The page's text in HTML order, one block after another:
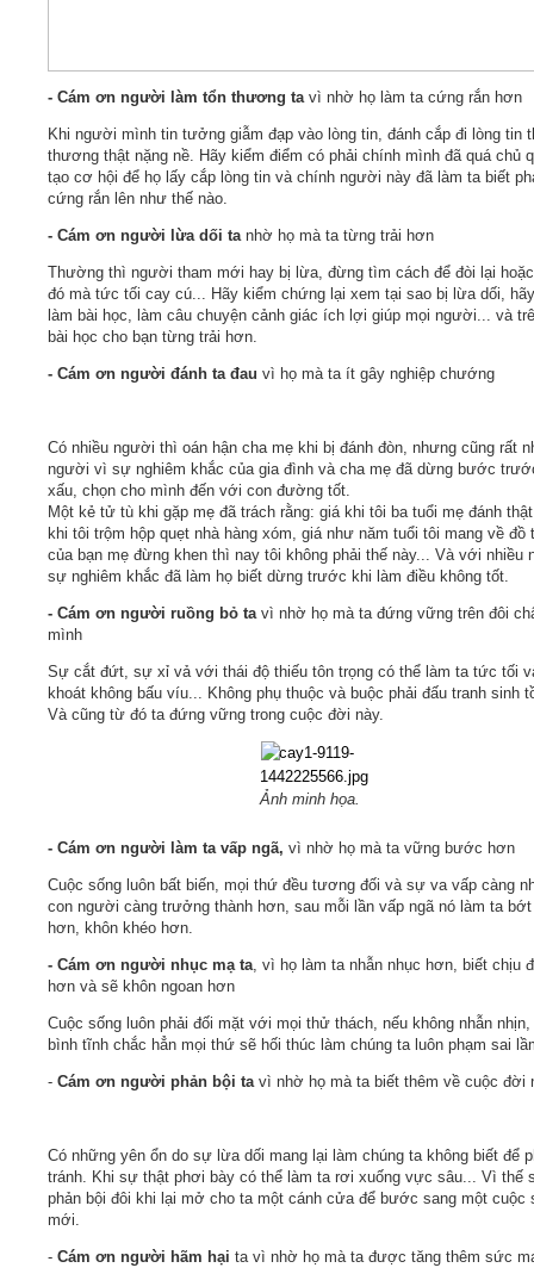
- Cám ơn người làm tổn thương ta vì nhờ họ làm ta cứng rắn hơn
Khi người mình tin tưởng giẫm đạp vào lòng tin, đánh cắp đi lòng tin
thương thật nặng nề. Hãy kiểm điểm có phải chính mình đã quá chủ
tạo cơ hội để họ lấy cắp lòng tin và chính người này đã làm ta biết
cứng rắn lên như thế nào.
- Cám ơn người lừa dối ta nhờ họ mà ta từng trải hơn
Thường thì người tham mới hay bị lừa, đừng tìm cách để đòi lại
đó mà tức tối cay cú... Hãy kiểm chứng lại xem tại sao bị lừa dối,
làm bài học, làm câu chuyện cảnh giác ích lợi giúp mọi người... và
bài học cho bạn từng trải hơn.
- Cám ơn người đánh ta đau vì họ mà ta ít gây nghiệp chướng
Có nhiều người thì oán hận cha mẹ khi bị đánh đòn, nhưng cũng rất
người vì sự nghiêm khắc của gia đình và cha mẹ đã dừng bước
xấu, chọn cho mình đến với con đường tốt.
Một kẻ tử tù khi gặp mẹ đã trách rằng: giá khi tôi ba tuổi mẹ đánh
khi tôi trộm hộp quẹt nhà hàng xóm, giá như năm tuổi tôi mang về đồ
của bạn mẹ đừng khen thì nay tôi không phải thế này... Và với nhiều
sự nghiêm khắc đã làm họ biết dừng trước khi làm điều không tốt.
- Cám ơn người ruồng bỏ ta vì nhờ họ mà ta đứng vững trên đôi
mình
Sự cắt đứt, sự xỉ vả với thái độ thiếu tôn trọng có thể làm ta tức tối
khoát không bấu víu... Không phụ thuộc và buộc phải đấu tranh sinh
Và cũng từ đó ta đứng vững trong cuộc đời này.
Ảnh minh họa.
- Cám ơn người làm ta vấp ngã, vì nhờ họ mà ta vững bước hơn
Cuộc sống luôn bất biến, mọi thứ đều tương đối và sự va vấp càng
con người càng trưởng thành hơn, sau mỗi lần vấp ngã nó làm ta bớt
hơn, khôn khéo hơn.
- Cám ơn người nhục mạ ta, vì họ làm ta nhẫn nhục hơn, biết chịu
hơn và sẽ khôn ngoan hơn
Cuộc sống luôn phải đối mặt với mọi thử thách, nếu không nhẫn nhịn,
bình tĩnh chắc hẳn mọi thứ sẽ hối thúc làm chúng ta luôn phạm sai
- Cám ơn người phản bội tavì nhờ họ mà ta biết thêm về cuộc đời
Có những yên ổn do sự lừa dối mang lại làm chúng ta không biết để
tránh. Khi sự thật phơi bày có thể làm ta rơi xuống vực sâu... Vì thế
phản bội đôi khi lại mở cho ta một cánh cửa để bước sang một cuộc
mới.
- Cám ơn người hãm hại ta vì nhờ họ mà ta được tăng thêm sức